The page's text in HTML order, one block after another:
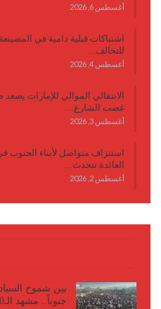
أغسطس 6, 2026
اشتباكات قبلية دامية في
للتحالف…
أغسطس 4, 2026
الانتقالي الموالي للإمارات
غضب الشارع…
أغسطس 3, 2026
استنزاف متواصل لأبناء الجنوب
العائدة تتحدث…
أغسطس 2, 2026
بين شموخ
جنوباً.. مشهد الـ30…